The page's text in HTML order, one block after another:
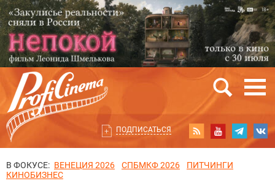
ПОДПИСАТЬСЯ
В ФОКУСЕ: ВЕНЕЦИЯ 2026 СПБМКФ 2026
ПИТЧИНГИ
КИНОБИЗНЕС